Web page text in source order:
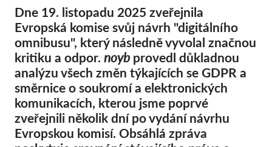
Daňová uznatelnost
Přihlášení člena
O nás
Tým
Výroční zprávy
Otázky a odpovědi
Dne 19. listopadu 2025 zveřejnila
Evropská komise svůj návrh "digitálního
omnibusu", který následně vyvolal značnou
kritiku a odpor. noyb provedl důkladnou
analýzu všech změn týkajících se GDPR a
směrnice o soukromí a elektronických
komunikacích, kterou jsme poprvé
zveřejnili několik dní po vydání návrhu
Evropskou komisí. Obsáhlá zpráva